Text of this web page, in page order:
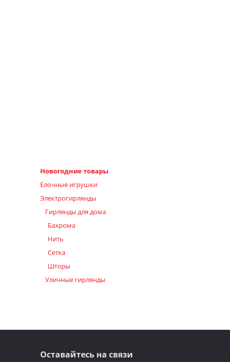
Новогодние товары
Елочные игрушки
Электрогирлянды
Гирлянды для дома
Бахрома
Нить
Сетка
Шторы
Уличные гирлянды
Оставайтесь на связи